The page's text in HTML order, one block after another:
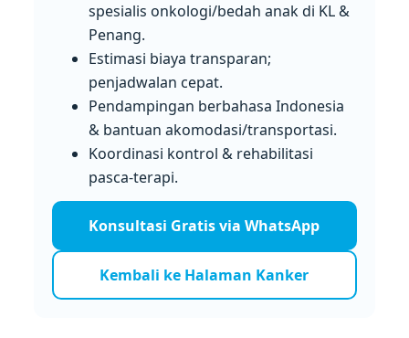
spesialis onkologi/bedah anak di KL &
Penang.
Estimasi biaya transparan;
penjadwalan cepat.
Pendampingan berbahasa Indonesia
& bantuan akomodasi/transportasi.
Koordinasi kontrol & rehabilitasi
pasca-terapi.
Konsultasi Gratis via WhatsApp
Kembali ke Halaman Kanker